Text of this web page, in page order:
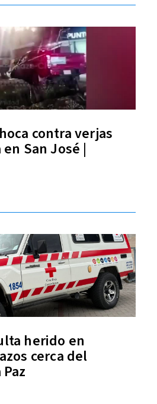
contra verjas
San José |
herido en
cerca del